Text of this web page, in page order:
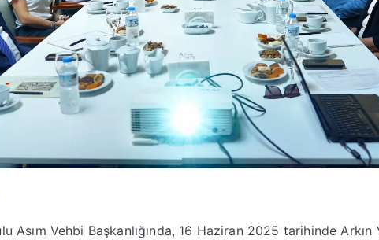
Asım Vehbi Başkanlığında, 16 Haziran 2025 tarihinde Arkın